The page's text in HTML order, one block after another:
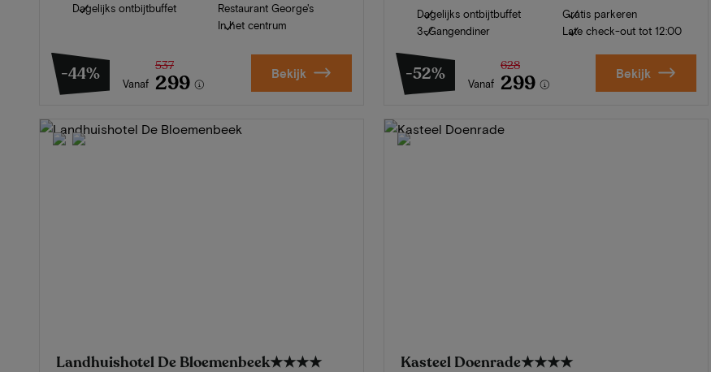
Dagelijks ontbijtbuffet
Restaurant George's
In het centrum
-44% Vanaf
537
299 Bekijk
Dagelijks ontbijtbuffet
3-Gangendiner
Gratis parkeren
Late check-out tot 12:00
-52% Vanaf
628
299 Bekijk
Landhuishotel De Bloemenbeek★★★★ Kasteel Doenrade★★★★